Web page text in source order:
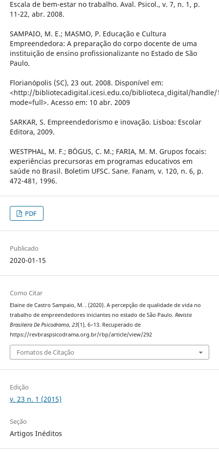
Escala de bem-estar no trabalho. Aval. Psicol., v. 7, n. 1, p.
11-22, abr. 2008.
SAMPAIO, M. E.; MASMO, P. Educação e Cultura
Empreendedora: A preparação do corpo docente de uma
instituição de ensino profissionalizante no Estado de São
Paulo.
Florianópolis (SC), 23 out. 2008. Disponível em:
<http://bibliotecadigital.icesi.edu.co/biblioteca_digital/handle/
mode=full>. Acesso em: 10 abr. 2009
SARKAR, S. Empreendedorismo e inovação. Lisboa: Escolar
Editora, 2009.
WESTPHAL, M. F.; BÓGUS, C. M.; FARIA, M. M. Grupos focais:
experiências precursoras em programas educativos em
saúde no Brasil. Boletim UFSC. Sane. Fanam, v. 120, n. 6, p.
472-481, 1996.
PDF
Publicado
2020-01-15
Como Citar
Elaine de Castro Sampaio, M. . (2020). A percepção de qualidade de vida no
trabalho de empreendedores iniciantes no estado de São Paulo. Revista
Brasileira De Psicodrama, 23(1), 6–13. Recuperado de
https://revbraspsicodrama.org.br/rbp/article/view/292
Fomatos de Citação
Edição
v. 23 n. 1 (2015)
Seção
Artigos Inéditos